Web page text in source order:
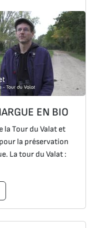
EN BIO
la Tour du Valat et
la préservation
La tour du Valat :